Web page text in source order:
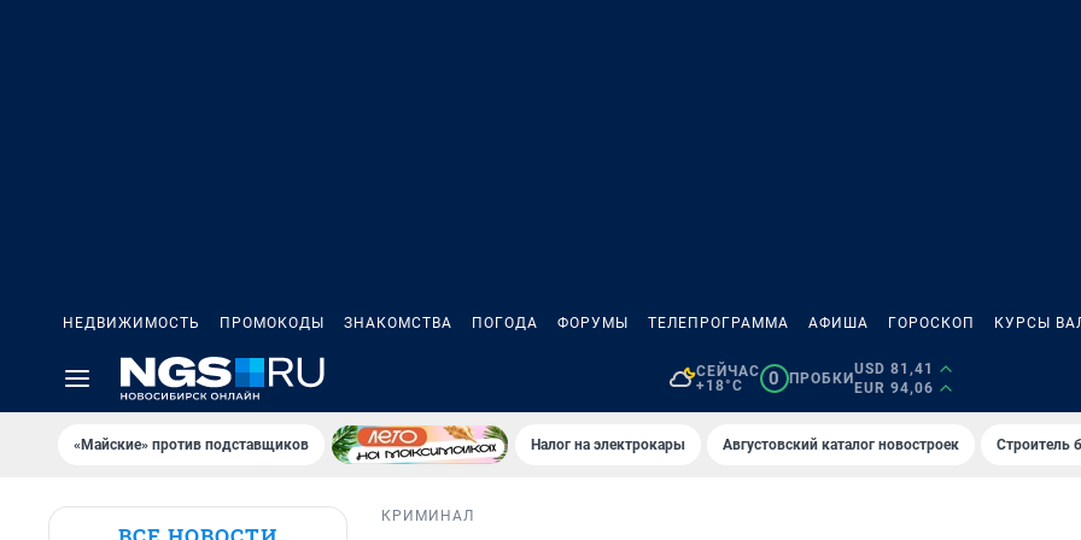
НЕДВИЖИМОСТЬ ПРОМОКОДЫ ЗНАКОМСТВА ПОГОДА ФОРУМЫ ТЕЛЕПРОГРАММА АФИША ГОРОСКОП КУРСЫ
СЕЙЧАС
+18°C
0 ПРОБКИ
USD 81,41
EUR 94,06
«Майские» против подставщиков Налог на электрокары Августовский каталог новостроек Строитель
КРИМИНАЛ